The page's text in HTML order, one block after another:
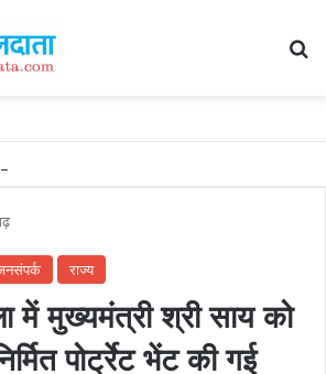
राज्य
में मुख्यमंत्री श्री साय को
पोर्ट्रेट भेंट की गई